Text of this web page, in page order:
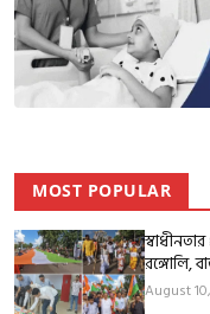
MOST POPULAR
স্বাধীনতার
রঙ্গোলি,
August